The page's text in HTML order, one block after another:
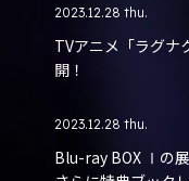
2023.12.28 thu.
TVアニメ「ラグナ
開！
2023.12.28 thu.
Blu-ray BOX Ⅰの展